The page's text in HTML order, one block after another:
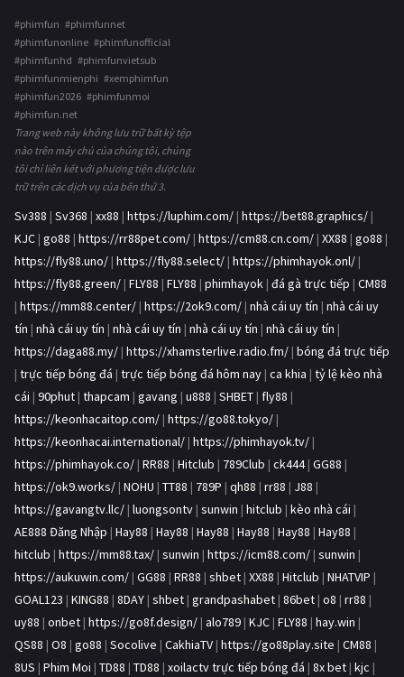
#phimfun #phimfunnet
#phimfunonline #phimfunofficial
#phimfunhd #phimfunvietsub
#phimfunmienphi #xemphimfun
#phimfun2026 #phimfunmoi
#phimfun.net
Trang web này không lưu trữ bất kỳ tệp
nào trên máy chủ của chúng tôi, chúng
tôi chỉ liên kết với phương tiện được lưu
trữ trên các dịch vụ của bên thứ 3.
Sv388 | Sv368 | xx88 | https://luphim.com/ | https://bet88.graphics/ |
KJC | go88 | https://rr88pet.com/ | https://cm88.cn.com/ | XX88 | go88 |
https://fly88.uno/ | https://fly88.select/ | https://phimhayok.onl/ |
https://fly88.green/ | FLY88 | FLY88 | phimhayok | đá gà trực tiếp | CM88
| https://mm88.center/ | https://2ok9.com/ | nhà cái uy tín | nhà cái uy
tín | nhà cái uy tín | nhà cái uy tín | nhà cái uy tín | nhà cái uy tín |
https://daga88.my/ | https://xhamsterlive.radio.fm/ | bóng đá trực tiếp
| trực tiếp bóng đá | trực tiếp bóng đá hôm nay | ca khia | tỷ lệ kèo nhà
cái | 90phut | thapcam | gavang | u888 | SHBET | fly88 |
https://keonhacaitop.com/ | https://go88.tokyo/ |
https://keonhacai.international/ | https://phimhayok.tv/ |
https://phimhayok.co/ | RR88 | Hitclub | 789Club | ck444| GG88 |
https://ok9.works/ | NOHU | TT88 | 789P | qh88 | rr88 | J88 |
https://gavangtv.llc/ | luongsontv | sunwin | hitclub | kèo nhà cái |
AE888 Đăng Nhập | Hay88 | Hay88 | Hay88 | Hay88 | Hay88 | Hay88 |
hitclub | https://mm88.tax/ | sunwin | https://icm88.com/ | sunwin |
https://aukuwin.com/ | GG88 | RR88 | shbet | XX88 | Hitclub | NHATVIP |
GOAL123 | KING88 | 8DAY | shbet | grandpashabet | 86bet | o8 | rr88 |
uy88 | onbet | https://go8f.design/ | alo789 | KJC | FLY88 | hay.win |
QS88 | O8 | go88 | Socolive | CakhiaTV | https://go88play.site | CM88 |
8US | Phim Moi | TD88 | TD88 | xoilactv trực tiếp bóng đá | 8x bet | kjc |